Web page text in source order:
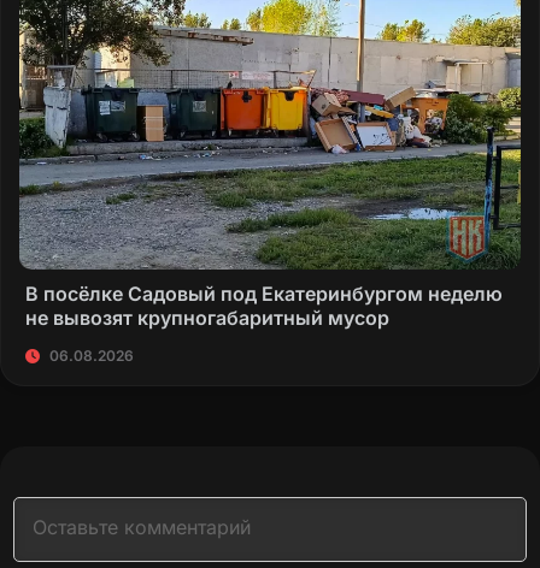
В посёлке Садовый под Екатеринбургом неделю
не вывозят крупногабаритный мусор
06.08.2026